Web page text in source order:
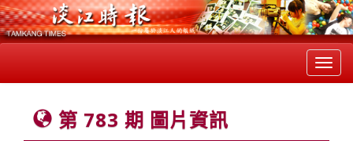
第 783 期 圖片資訊